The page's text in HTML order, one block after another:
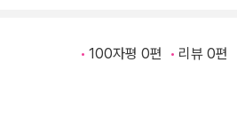
100자평 0편 리뷰 0편